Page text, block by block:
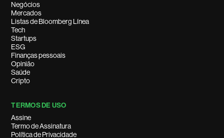
Negócios
Mercados
Listas de Bloomberg Línea
Tech
Startups
ESG
Finanças pessoais
Opinião
Saúde
Cripto
TERMOS DE USO
Assine
Termo de Assinatura
Política de Privacidade